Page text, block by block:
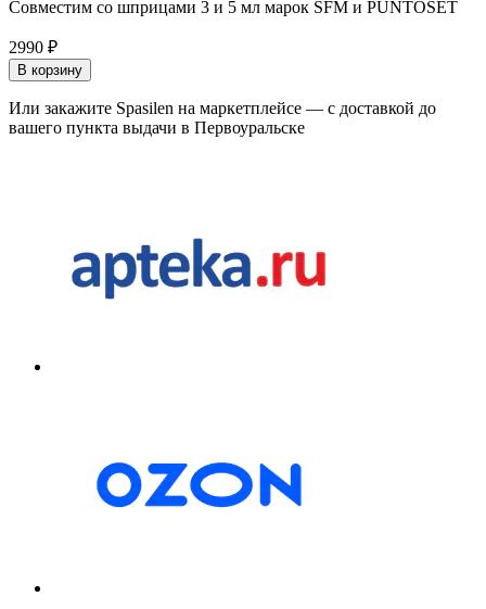
Совместим со шприцами 3 и 5 мл марок SFM и PUNTOSET
2990 ₽
В корзину
Или закажите Spasilen на маркетплейсе — с доставкой до
вашего пункта выдачи в Первоуральске